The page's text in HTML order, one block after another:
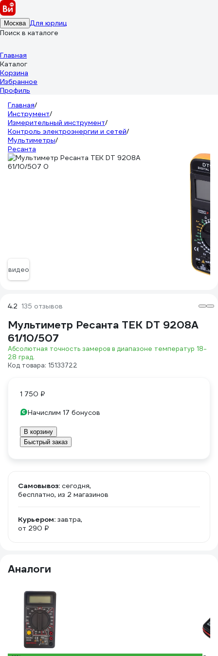
Москва Для юрлиц
Поиск в каталоге
Главная
Каталог
Корзина
Избранное
Профиль
Главная/
Инструмент/
Измерительный инструмент/
Контроль электроэнергии и сетей/
Мультиметры/
Ресанта
видео
4.2 135 отзывов
Мультиметр Ресанта ТЕК DT 9208A
61/10/507
Абсолютная точность замеров в диапазоне температур 18-
28 град.
Код товара: 15133722
1 750 ₽
Начислим 17 бонусов
В корзину
Быстрый заказ
Самовывоз: сегодня,
бесплатно, из 2 магазинов
Курьером: завтра,
от 290 ₽
Аналоги